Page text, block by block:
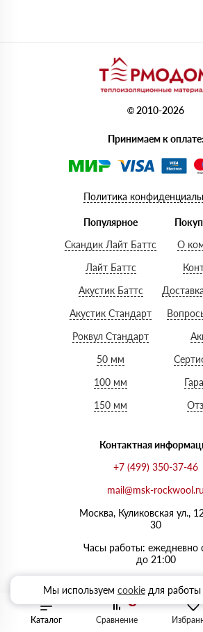
Каталог Сравнение
© 2010-2026
Принимаем к оплате:
Политика
Популярное
Скандик Лайт Баттс
Лайт Баттс
Акустик Баттс
Акустик Стандарт
Роквул Стандарт
50 мм
100 мм
150 мм
О
Контактная
+7 (499) 350-37-46
mail@msk-rockwool.ru
Москва, Куликовская ул.,
30
Часы работы: ежедневно
до 21:00
Мы используем cookieдля работы